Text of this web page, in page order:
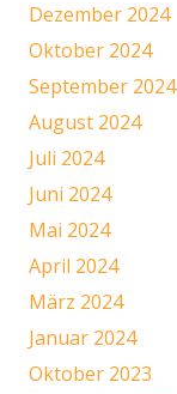
Dezember 2024
Oktober 2024
September 2024
August 2024
Juli 2024
Juni 2024
Mai 2024
April 2024
März 2024
Januar 2024
Oktober 2023